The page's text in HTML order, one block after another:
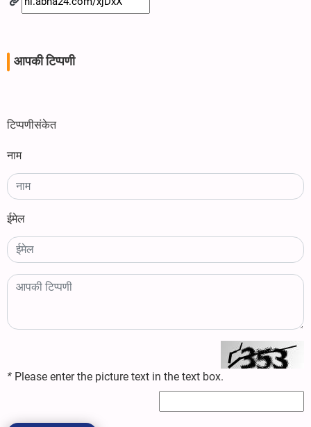
आपकी टिप्पणी
टिप्पणीसंकेत
नाम
ईमेल
* Please enter the picture text in the text box.